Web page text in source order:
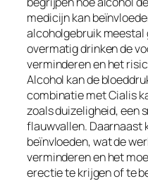
medicijn kan
alcoholgebruik meestal
overmatig drinken de
verminderen en het
Alcohol kan de
combinatie met Cialis
zoals duizeligheid, een
flauwvallen. Daarnaast
beïnvloeden, wat de
verminderen en het
erectie te krijgen of te